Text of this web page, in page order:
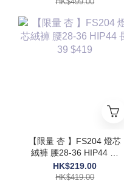
【限量 杏 】FS204 燈芯
絨褲 腰28-36 HIP44 長
39 $419
HK$219.00
HK$419.00